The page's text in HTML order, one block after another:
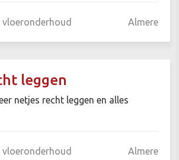
vloeronderhoud Almere
leggen
netjes recht leggen en alles
vloeronderhoud Almere